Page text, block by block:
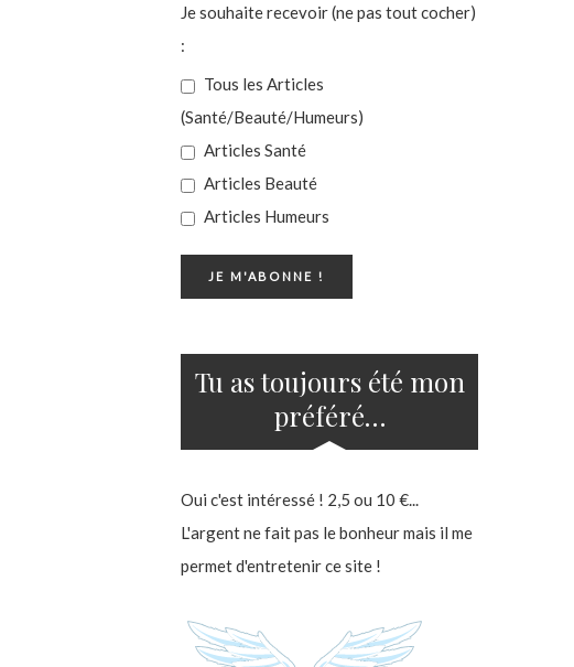
Je souhaite recevoir (ne pas tout cocher)
:
Tous les Articles
(Santé/Beauté/Humeurs)
Articles Santé
Articles Beauté
Articles Humeurs
Tu as toujours été mon
préféré…
Oui c'est intéressé ! 2,5 ou 10 €...
L'argent ne fait pas le bonheur mais il me
permet d'entretenir ce site !